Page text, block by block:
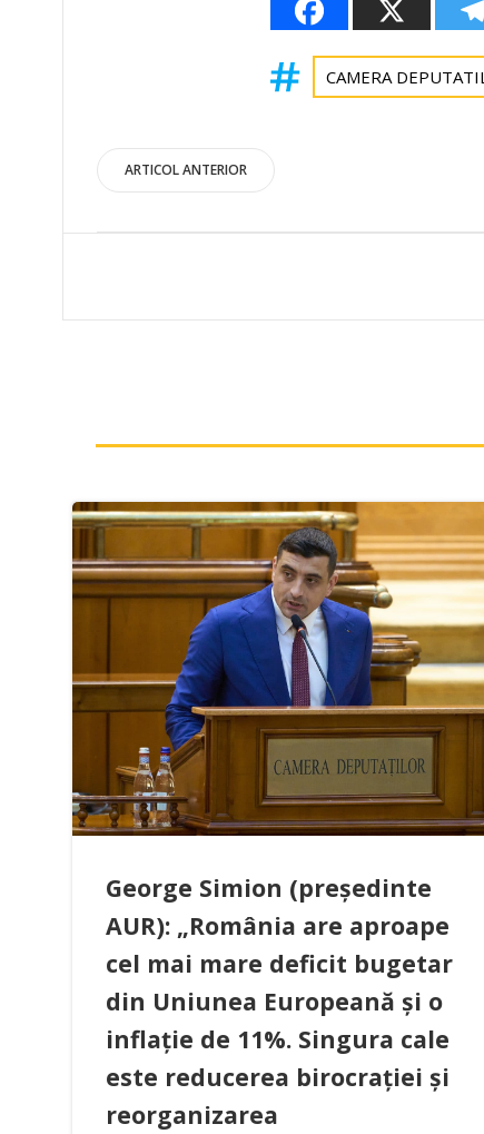
CAMERA
Post
navigation
ARTICOL ANTERIOR
George Simion (președinte
AUR): „România are aproape
cel mai mare deficit bugetar
din Uniunea Europeană și o
inflație de 11%. Singura cale
este reducerea birocrației și
reorganizarea